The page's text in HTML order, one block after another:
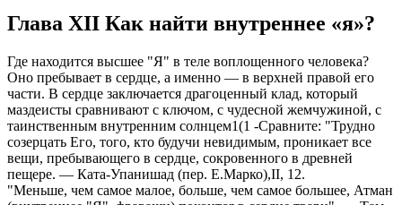
Глава ХII Как найти внутреннее «я»?
Где находится высшее "Я" в теле воплощенного человека?
Оно пребывает в сердце, а именно — в верхней правой его
части. В сердце заключается драгоценный клад, который
маздеисты сравнивают с ключом, с чудесной жемчужиной, с
таинственным внутренним солнцем1(1 -Сравните: "Трудно
созерцать Его, того, кто будучи невидимым, проникает все
вещи, пребывающего в сердце, сокровенного в древней
пещере. — Ката-Упанишад (пер. Е.Марко),II, 12.
"Меньше, чем самое малое, больше, чем самое большее, Атман